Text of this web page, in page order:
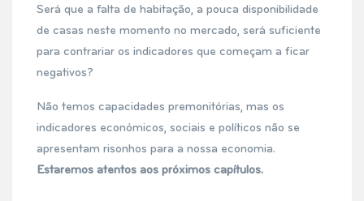
Será que a falta de habitação, a pouca disponibilidade
de casas neste momento no mercado, será suficiente
para contrariar os indicadores que começam a ficar
negativos?
Não temos capacidades premonitórias, mas os
indicadores económicos, sociais e políticos não se
apresentam risonhos para a nossa economia.
Estaremos atentos aos próximos capítulos.